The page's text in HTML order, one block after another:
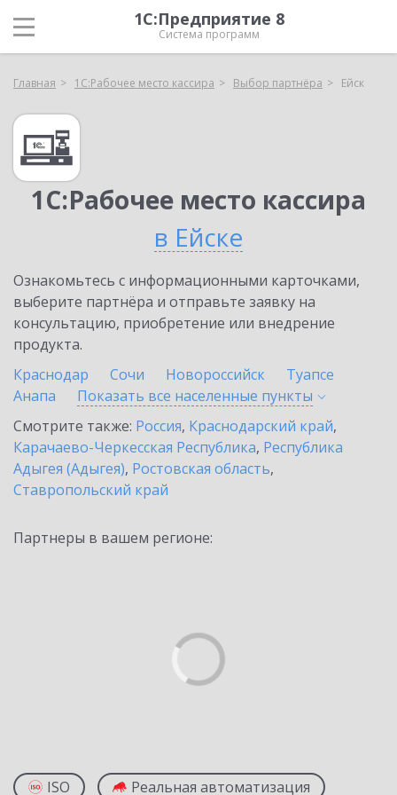
1С:Предприятие 8
Система программ
Главная 1С:Рабочее место кассира Выбор партнёра Ейск
1С:Рабочее место кассира
в Ейске
Ознакомьтесь с информационными карточками,
выберите партнёра и отправьте заявку на
консультацию, приобретение или внедрение
продукта.
Краснодар
Сочи Новороссийск
Туапсе
Анапа
Показать все населенные пункты
Смотрите также: Россия, Краснодарский край,
Карачаево-Черкесская Республика, Республика
Адыгея (Адыгея), Ростовская область,
Ставропольский край
Партнеры в вашем регионе:
ISO Реальная автоматизация